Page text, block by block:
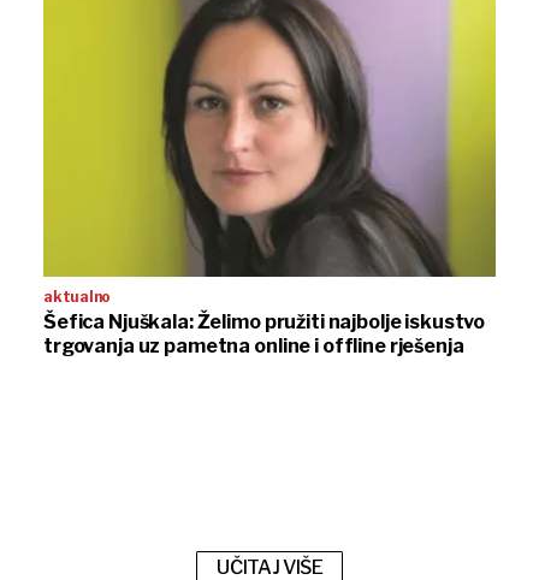
aktualno
Šefica Njuškala: Želimo pružiti najbolje iskustvo
trgovanja uz pametna online i offline rješenja
UČITAJ VIŠE